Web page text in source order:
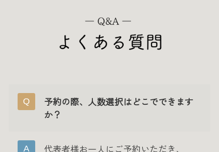
予約の際、人数選択はどこでできます
か？
代表者様お一人にご予約いただき、